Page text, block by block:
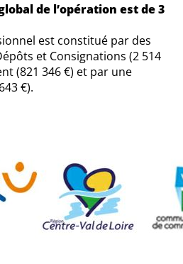
de l’opération est de 3
est constitué par des
et Consignations (2 514
(821 346 €) et par une
€).